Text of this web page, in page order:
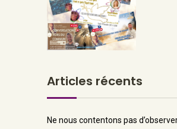
Articles récents
Ne nous contentons pas